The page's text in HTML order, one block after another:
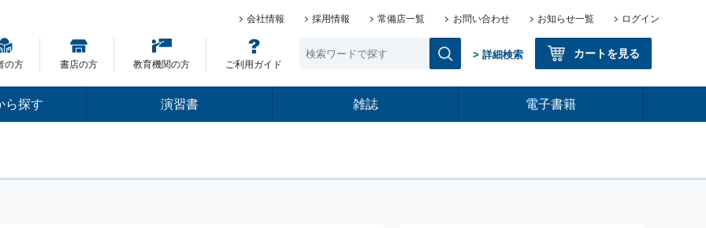
会社情報 採用情報 常備店一覧 お問い合わせ お知らせ一覧 ログイン
の方 書店の方 教育機関の方 ご利用ガイド
> 詳細検索 カートを見る
ら探す 演習書 雑誌 電子書籍